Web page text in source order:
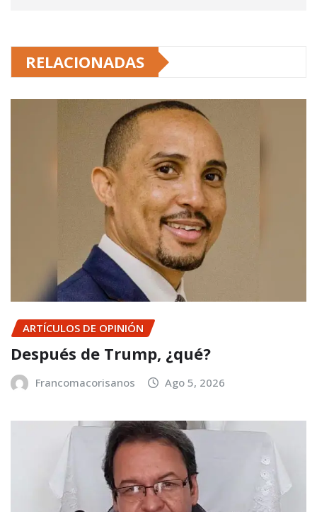
RELACIONADAS
ARTÍCULOS DE OPINIÓN
Después de Trump, ¿qué?
Francomacorisanos Ago 5, 2026